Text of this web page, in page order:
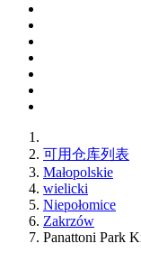
可用仓库列表
Małopolskie
wielicki
Niepołomice
Zakrzów
Panattoni Park